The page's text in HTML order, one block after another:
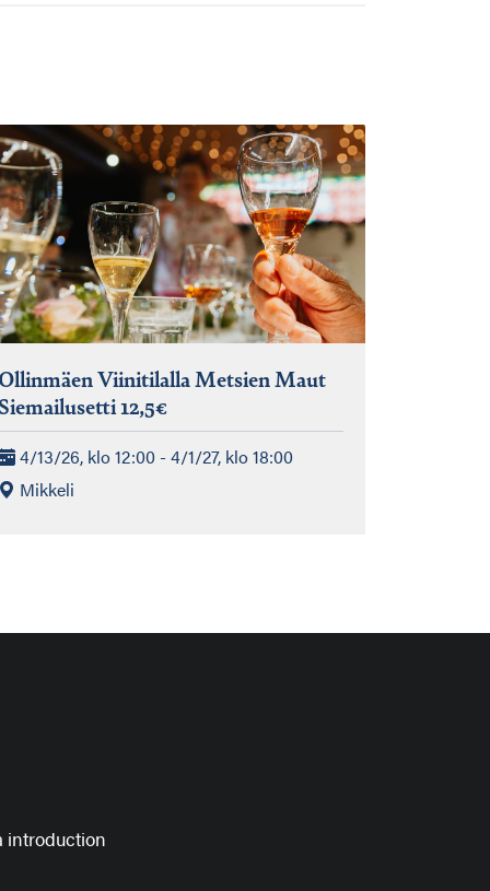
Ollinmäen Viinitilalla Metsien Maut
Siemailusetti 12,5€
4/13/26, klo 12:00 - 4/1/27, klo 18:00
Mikkeli
introduction